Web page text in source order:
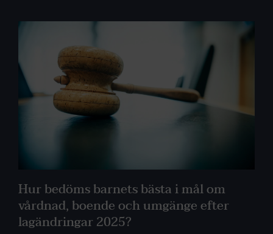
Hur bedöms barnets bästa i mål om
vårdnad, boende och umgänge efter
lagändringar 2025?